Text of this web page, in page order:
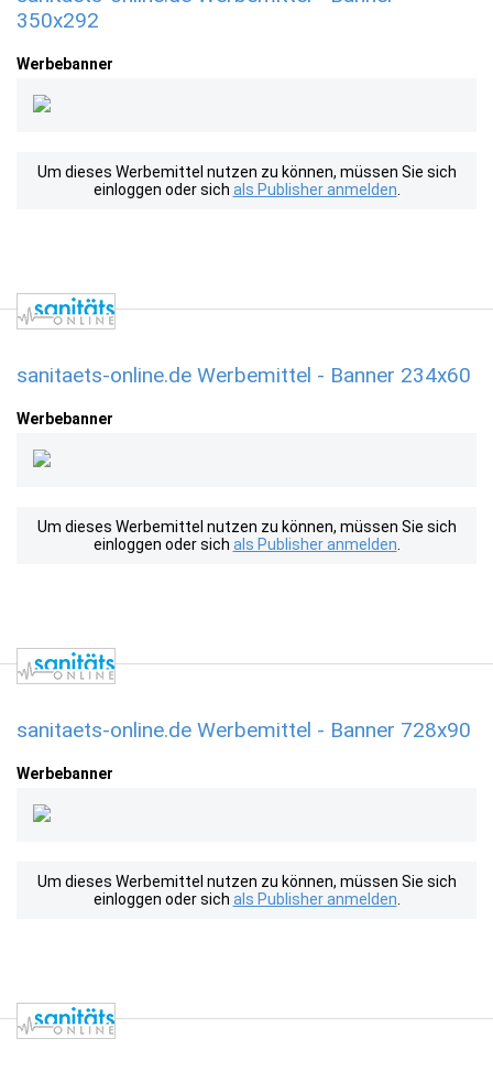
350x292
Werbebanner
Um dieses Werbemittel nutzen zu können, müssen Sie sich
einloggen oder sich als Publisher anmelden
sanitaets-online.de Werbemittel - Banner 234x60
Werbebanner
Um dieses Werbemittel nutzen zu können, müssen Sie sich
einloggen oder sich als Publisher anmelden
sanitaets-online.de Werbemittel - Banner 728x90
Werbebanner
Um dieses Werbemittel nutzen zu können, müssen Sie sich
einloggen oder sich als Publisher anmelden